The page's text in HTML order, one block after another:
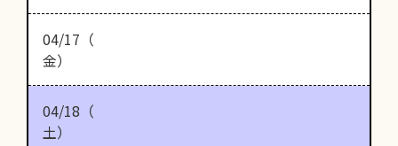
04/17（
金）
04/18（
土）